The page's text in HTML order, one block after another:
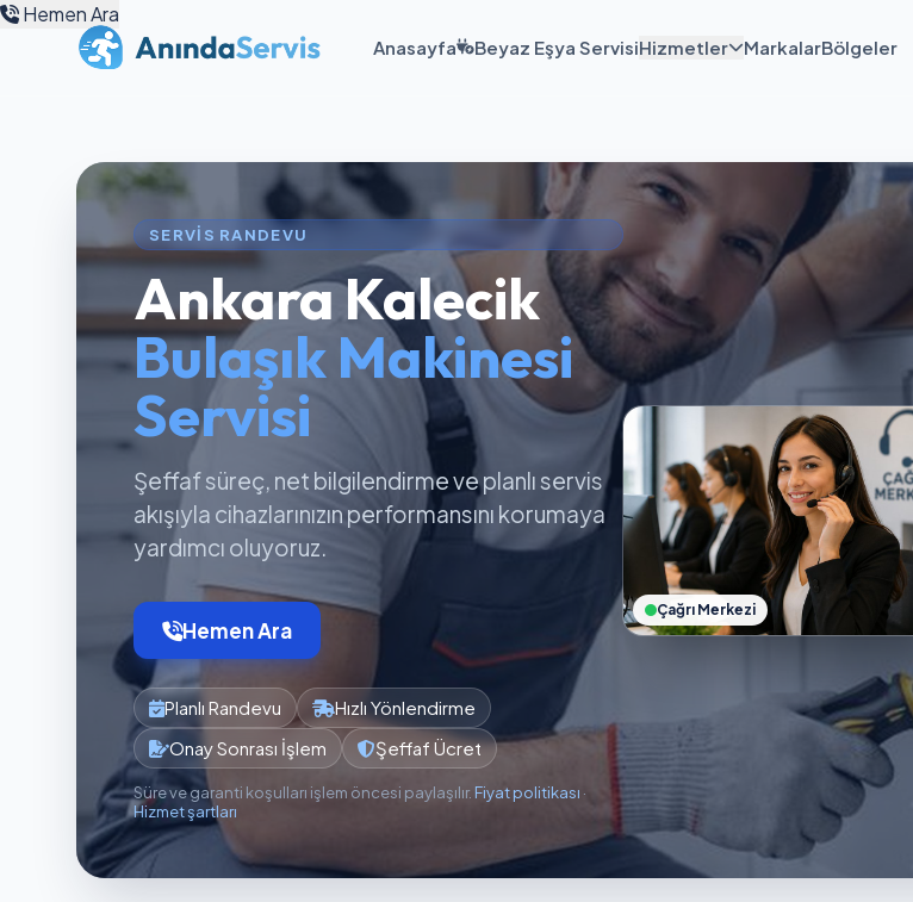
Anasayfa Beyaz Eşya ServisiHizmetler MarkalarBölgeler
Hemen Ara
SERVIS RANDEVU
Ankara Kalecik
Bulaşık Makinesi
Servisi
Şeffaf süreç, net bilgilendirme ve planlı servis
akışıyla cihazlarınızın performansını korumaya
yardımcı oluyoruz.
Hemen Ara
Planlı Randevu
Hızlı Yönlendirme
Onay Sonrası İşlem
Şeffaf Ücret
Süre ve garanti koşulları işlem öncesi paylaşılır. Fiyat politikası ·
Hizmet şartları
Çağrı Merkezi